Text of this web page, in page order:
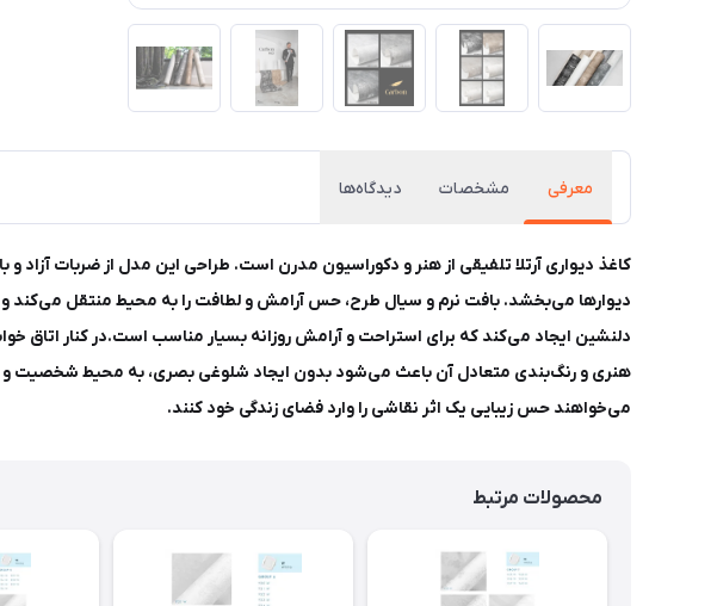
معرفی مشخصات دیدگاه‌ها
کاغذ دیواری آرتلا تلفیقی از هنر و دکوراسیون مدرن است. طراحی این مدل از ضربات
دیوارها می‌بخشد. بافت نرم و سیال طرح، حس آرامش و لطافت را به محیط منتقل می‌کند
دلنشین ایجاد می‌کند که برای استراحت و آرامش روزانه بسیار مناسب است.در کنار اتاق
هنری و رنگ‌بندی متعادل آن باعث می‌شود بدون ایجاد شلوغی بصری، به محیط شخصیت و
می‌خواهند حس زیبایی یک اثر نقاشی را وارد فضای زندگی خود کنند.
محصولات مرتبط